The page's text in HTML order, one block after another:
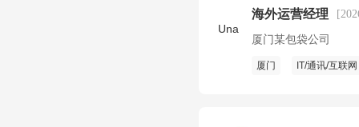
Una
海外运营经理
厦门某包袋公司
厦门 IT/通讯/互联网